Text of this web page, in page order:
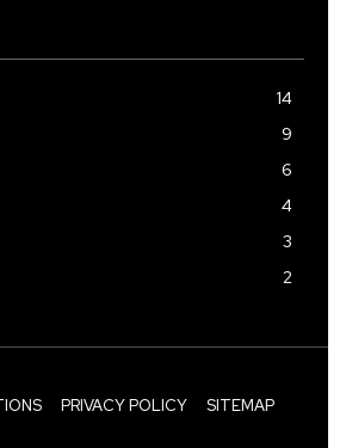
14
9
6
4
3
2
PRIVACY POLICY SITEMAP